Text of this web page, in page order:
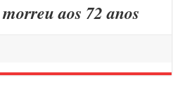
aos 72 anos